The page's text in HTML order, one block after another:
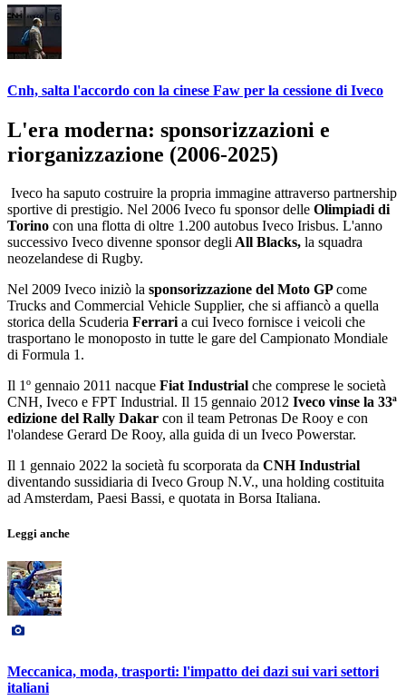
Cnh, salta l'accordo con la cinese Faw per la cessione di Iveco
L'era moderna: sponsorizzazioni e
riorganizzazione (2006-2025)
Iveco ha saputo costruire la propria immagine attraverso partnership
sportive di prestigio. Nel 2006 Iveco fu sponsor delle Olimpiadi di
Torino con una flotta di oltre 1.200 autobus Iveco Irisbus. L'anno
successivo Iveco divenne sponsor degli All Blacks, la squadra
neozelandese di Rugby.
Nel 2009 Iveco iniziò la sponsorizzazione del Moto GPcome
Trucks and Commercial Vehicle Supplier, che si affiancò a quella
storica della Scuderia Ferrari a cui Iveco fornisce i veicoli che
trasportano le monoposto in tutte le gare del Campionato Mondiale
di Formula 1.
Il 1º gennaio 2011 nacque Fiat Industrial che comprese le società
CNH, Iveco e FPT Industrial. Il 15 gennaio 2012 Iveco vinse la 33ª
edizione del Rally Dakar con il team Petronas De Rooy e con
l'olandese Gerard De Rooy, alla guida di un Iveco Powerstar.
Il 1 gennaio 2022 la società fu scorporata da CNH Industrial
diventando sussidiaria di Iveco Group N.V., una holding costituita
ad Amsterdam, Paesi Bassi, e quotata in Borsa Italiana.
Leggi anche
Meccanica, moda, trasporti: l'impatto dei dazi sui vari settori
italiani